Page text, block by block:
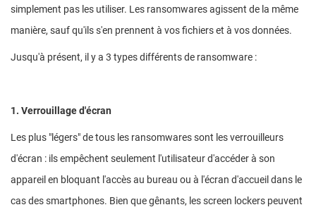
simplement pas les utiliser. Les ransomwares agissent de la même
manière, sauf qu'ils s'en prennent à vos fichiers et à vos données.
Jusqu'à présent, il y a 3 types différents de ransomware :
1. Verrouillage d'écran
Les plus "légers" de tous les ransomwares sont les verrouilleurs
d'écran : ils empêchent seulement l'utilisateur d'accéder à son
appareil en bloquant l'accès au bureau ou à l'écran d'accueil dans le
cas des smartphones. Bien que gênants, les screen lockers peuvent